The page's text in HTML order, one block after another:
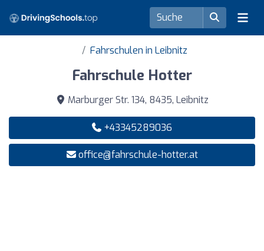
Fahrschulen in Leibnitz
Fahrschule Hotter
Marburger Str. 134, 8435, Leibnitz
+43345289036
office@fahrschule-hotter.at